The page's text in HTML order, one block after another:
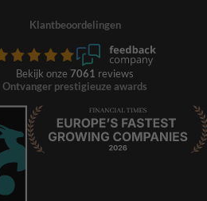
Klantbeoordelingen
Bekijk onze 7061 reviews
Ontvanger prestigieuze awards